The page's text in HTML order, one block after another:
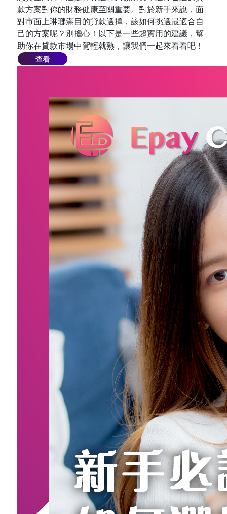
款方案對你的財務健康至關重要。對於新手來說，面
對市面上琳瑯滿目的貸款選擇，該如何挑選最適合自
己的方案呢？別擔心！以下是一些超實用的建議，幫
助你在貸款市場中駕輕就熟，讓我們一起來看看吧！
查看